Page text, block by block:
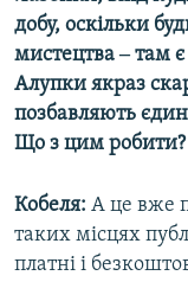
добу, оскільки
мистецтва ‒ там
Алупки якраз
позбавляють
Що з цим робити?
Кобеля: А це вже
таких місцях
платні і